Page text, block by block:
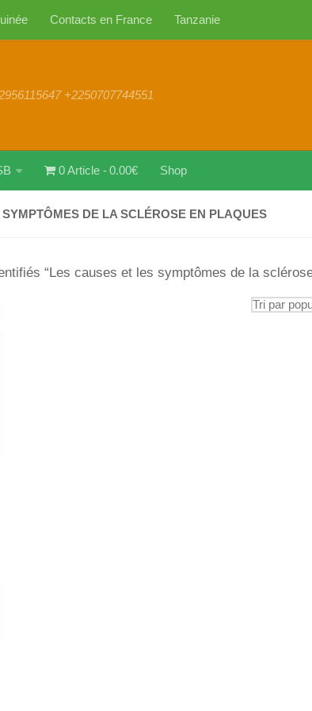
Contacts en France Tanzanie
+2250707744551
0 Article 0.00€ Shop
DE LA SCLÉROSE EN PLAQUES
“Les causes et les symptômes de la